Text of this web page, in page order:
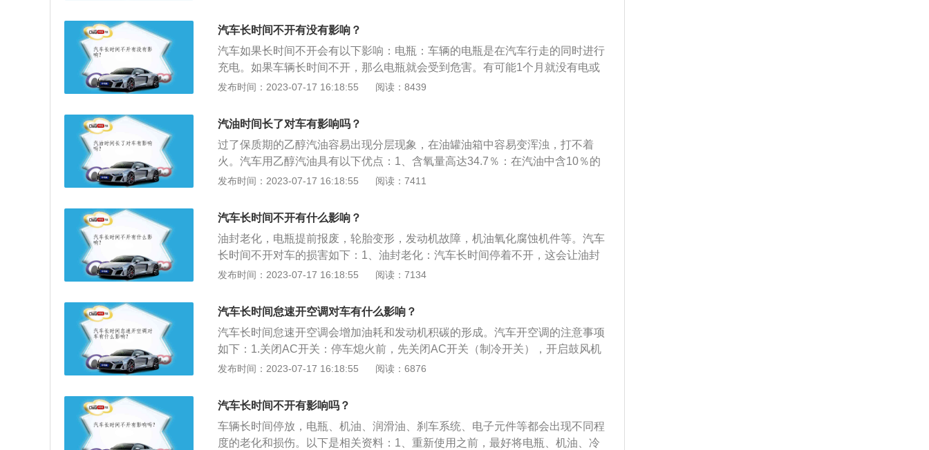
能劣化。扩展资料：洗车时，最好选择不冷不热的天气，因为阴天不利于残留水
分的干燥，而晴天时，车辆金属板与漆面受热都会膨胀，此时洗车，一热一冷会
使漆面脆化、开裂，刚刚洗过的车，最好别忙着上路，因为这时车还未干透，特
别是机盖缝隙、门玻胶条等处，很容易粘附灰尘。
汽车长时间不开有没有影响？
汽车如果长时间不开会有以下影响：电瓶：车辆的电瓶是在汽车行走的同时进行
充电。如果车辆长时间不开，那么电瓶就会受到危害。有可能1个月就没有电或
者2-3个星期就有可能出现没电的情况。发动机和变速箱：车辆长时间停放，机油
同时各种冷却液也会发生变质，影响发动机。刹车系统：车主在停车的状态下，
通常会拉起手刹，因此，手刹拉线就会处于一个紧绷的状态，从而缩短寿命。电
子元件及橡胶：长时间停放车辆，电子元件容易受潮，橡胶在风吹雨打的时候也
会加速老化。因此，车辆的防水、阻音的功能都会下降。
发布时间：2023-07-17 16:18:55 阅读：8439
汽油时间长了对车有影响吗？
过了保质期的乙醇汽油容易出现分层现象，在油罐油箱中容易变浑浊，打不着
火。汽车用乙醇汽油具有以下优点：1、含氧量高达34.7％：在汽油中含10％的
乙醇，含氧量就能达到3.5％。2、可有效地降低汽车尾气排放：改善能源结构。
排量下降16.2％，一氧化碳排量下降30％。3、燃料乙醇的生产资源丰富，技术
成熟：当在汽油中掺兑少于10％时，对在用汽车发动机无需进行大的改动，即可
直接使用乙醇汽油。
发布时间：2023-07-17 16:18:55 阅读：7411
汽车长时间不开有什么影响？
油封老化，电瓶提前报废，轮胎变形，发动机故障，机油氧化腐蚀机件等。汽车
长时间不开对车的损害如下：1、油封老化：汽车长时间停着不开，这会让油封
四周的接触受力不均匀，而受力大的方向，油封变量就大；车辆停驶时间越长，
前报废：车辆的电瓶在行走的同时充电。如果车辆停1个月不动。那么电瓶会受
到危害，有可能1个月就会没有电；车辆如果比较老，2-3个星期就有可能出现没
电的情况。尤其严重的是，蓄电池长期自放电后，极板表面产生硫化物，影响蓄
电池再充电的效果，最终导致蓄电池提前报废。3、轮胎变形：汽车停驶后，重
量由4个轮胎接触地面的部位承受，从而造成接触部位受压收缩变形。汽车停驶
均匀，造成轮胎不平衡。一旦汽车进入高速行驶后，就会发生车身抖振，可加速
轮胎的磨损，还可给行车安全带来隐患。4、发动机故障：汽车如果长时间不
开，机油就会出现变质的情况，一旦没有及时更换，那么润滑度、磨损度都会有
发布时间：2023-07-17 16:18:55 阅读：7134
汽车长时间怠速开空调对车有什么影响？
汽车长时间怠速开空调会增加油耗和发动机积碳的形成。汽车开空调的注意事项
如下：1.关闭AC开关：停车熄火前，先关闭AC开关（制冷开关），开启鼓风机
最大档位，同时启动外循环运行3~5分钟，将蒸发箱和空调滤清器吹干，消除与
菌。2.保持空调干燥：阴雨天后的晴天开启空调保持干燥。长时间阴雨天对空调
影响很大，需要在晴天后，开启外循环，打开鼓风机进行吹干，保持空调干燥，
避免发霉。3.风量变化：空调偶尔要开大风量。空调长时间不用，空调管道中，
发布时间：2023-07-17 16:18:55 阅读：6876
汽车长时间不开有影响吗？
车辆长时间停放，电瓶、机油、润滑油、刹车系统、电子元件等都会出现不同程
度的老化和损伤。以下是相关资料：1、重新使用之前，最好将电瓶、机油、冷